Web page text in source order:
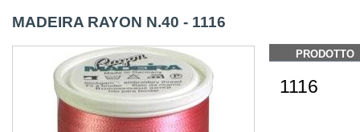
MADEIRA RAYON N.40 - 1116
PRODOTTO
1116